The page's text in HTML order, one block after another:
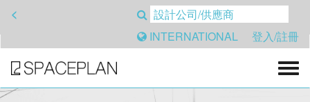
<
INTERNATIONAL
登入/註冊